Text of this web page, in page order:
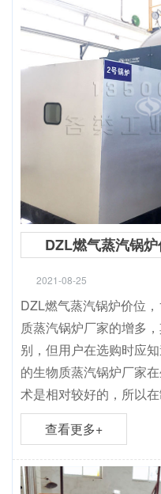
DZL燃气蒸汽锅
2021-08-25
DZL燃气蒸汽锅炉价位
质蒸汽锅炉厂家的增多
别，但用户在选购时应
的生物质蒸汽锅炉厂家
术是相对较好的，所以
查看更多+